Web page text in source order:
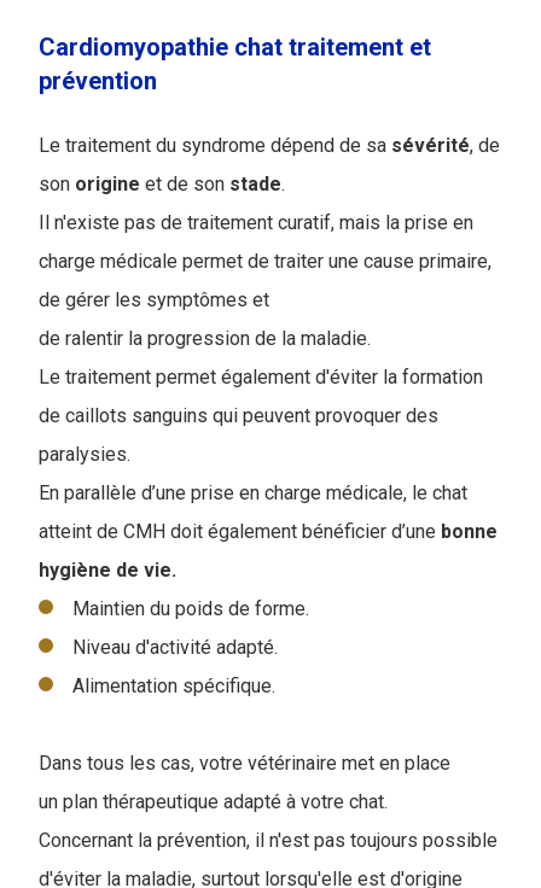
Cardiomyopathie chat traitement et
prévention
Le traitement du syndrome dépend de sa sévérité, de
son origine et de son stade.
Il n'existe pas de traitement curatif, mais la prise en
charge médicale permet de traiter une cause primaire,
de gérer les symptômes et
de ralentir la progression de la maladie.
Le traitement permet également d'éviter la formation
de caillots sanguins qui peuvent provoquer des
paralysies.
En parallèle d’une prise en charge médicale, le chat
atteint de CMH doit également bénéficier d’une bonne
hygiène de vie.
Maintien du poids de forme.
Niveau d'activité adapté.
Alimentation spécifique.
Dans tous les cas, votre vétérinaire met en place
un plan thérapeutique adapté à votre chat.
Concernant la prévention, il n'est pas toujours possible
d'éviter la maladie, surtout lorsqu'elle est d'origine